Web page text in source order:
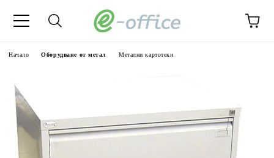
Начало Оборудване от метал Метални картотеки